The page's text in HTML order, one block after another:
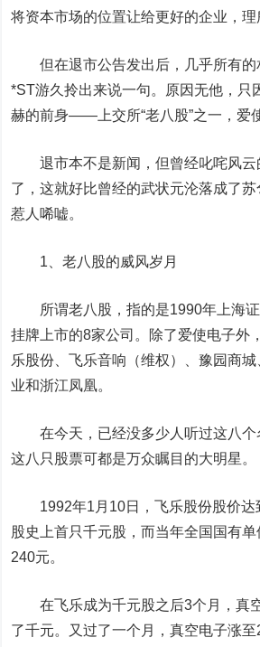
将资本市场的位置让给更好的企业，理
但在退市公告发出后，几乎所有的
*ST游久拎出来说一句。原因无他， 只
赫的前身——上交所“老八股”之一，爱
退市本不是新闻，但曾经叱咤风云
了，这就好比曾经的武状元沦落成了
惹人唏嘘。
1、老八股的威风岁月
所谓老八股，指的是1990年上海证
挂牌上市的8家公司。除了爱使电子外
乐股份、飞乐音响 （维权）、豫园商
业和浙江凤凰。
在今天，已经没多少人听过这八个
这八只股票可都是万众瞩目的大明星。
1992年1月10日，飞乐股份股价达
股史上首只千元股，而当年全国国有
240元。
在飞乐成为千元股之后3个月，真
了千元。又过了一个月，真空电子涨